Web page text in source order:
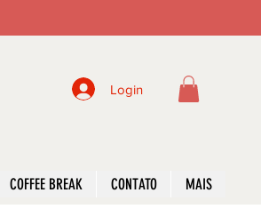
Login
COFFEE BREAK CONTATO MAIS